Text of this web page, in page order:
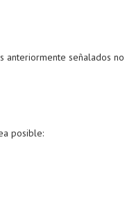
anteriormente señalados no
posible: